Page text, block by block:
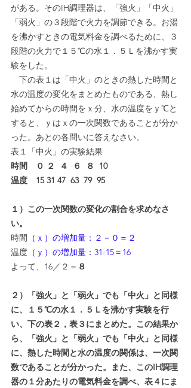
がある。そのIH調理器は、「強火」「中火」
「弱火」の３段階で火力を調節できる。お湯
を沸かすときの電気料金を調べるために、３
段階の火力で１５℃の水１．５Ｌを沸かす実
験をした。
下の表１は「中火」のときの熱した時間と
水の温度の変化をまとめたものである、熱し
始めてからの時間をｘ分、水の温度をｙ℃と
すると、ｙはｘの一次関数であることが分か
った。あとの各問いに答えなさい。
表１「中火」の実験結果
時間　０ ２  ４  ６  ８  10
温度　15 31 47  63  79  95
１）この一次関数の変化の割合を求めなさ
い。
時間
（ｘ）の増加量：２－０＝２
温度 （ｙ）の増加量：31-15＝16
よって、16／２＝ ８
２）「強火」と「弱火」でも「中火」と同様
に、１５℃の水１．５Ｌを沸かす実験を行
い、下の表２，表３にまとめた。この結果か
ら、「強火」と「弱火」でも「中火」と同様
に、熱した時間と水の温度の関係は、一次関
数であることが分かった。また、このIH調理
器の１分あたりの電気料金を調べ、表４にま